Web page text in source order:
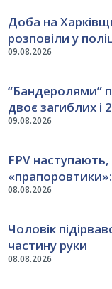
09.08.2026
Доба на
розповіли у
09.08.2026
“Бандеролями”
двоє загиблих і
08.08.2026
FPV
08.08.2026
Чоловік
частину руки